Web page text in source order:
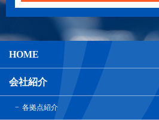
HOME
会社紹介
各拠点紹介